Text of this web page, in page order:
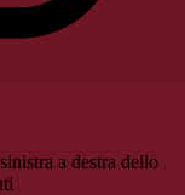
a destra dello